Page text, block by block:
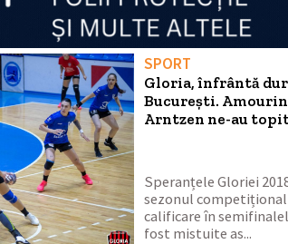
SPORT
Gloria, înfrântă
București.
Arntzen ne-au
Speranțele Gloriei
sezonul
calificare în
fost mistuite as...